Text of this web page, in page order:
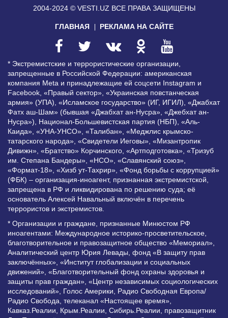
2004-2024 © VESTI.UZ ВСЕ ПРАВА ЗАЩИЩЕНЫ
ГЛАВНАЯ РЕКЛАМА НА САЙТЕ
* Экстремистские и террористические организации,
запрещенные в Российской Федерации: американская
компания Meta и принадлежащие ей соцсети Instagram и
Facebook, «Правый сектор», «Украинская повстанческая
армия» (УПА), «Исламское государство» (ИГ, ИГИЛ), «Джабхат
Фатх аш-Шам» (бывшая «Джабхат ан-Нусра», «Джебхат ан-
Нусра»), Национал-Большевистская партия (НБП), «Аль-
Каида», «УНА-УНСО», «Талибан», «Меджлис крымско-
татарского народа», «Свидетели Иеговы», «Мизантропик
Дивижн», «Братство» Корчинского, «Артподготовка», «Тризуб
им. Степана Бандеры», «НСО», «Славянский союз»,
«Формат-18», «Хизб ут-Тахрир», «Фонд борьбы с коррупцией»
(ФБК) – организация-иноагент, признанная экстремистской,
запрещена в РФ и ликвидирована по решению суда; её
основатель Алексей Навальный включён в перечень
террористов и экстремистов.
* Организации и граждане, признанные Минюстом РФ
иноагентами: Международное историко-просветительское,
благотворительное и правозащитное общество «Мемориал»,
Аналитический центр Юрия Левады, фонд «В защиту прав
заключённых», «Институт глобализации и социальных
движений», «Благотворительный фонд охраны здоровья и
защиты прав граждан», «Центр независимых социологических
исследований», Голос Америки, Радио Свободная Европа/
Радио Свобода, телеканал «Настоящее время»,
Кавказ.Реалии, Крым.Реалии, Сибирь.Реалии, правозащитник